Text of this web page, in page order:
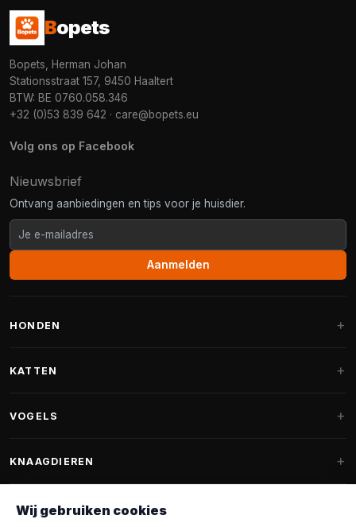
Bopets
Bopets, Herman Johan
Stationsstraat 157, 9450 Haaltert
BTW: BE 0760.058.346
+32 (0)53 839 642 · care@bopets.eu
Volg ons op Facebook
Nieuwsbrief
Ontvang aanbiedingen en tips voor je huisdier.
Aanmelden
HONDEN
Fantail hondenmanden
Hondenspeelgoed
KATTEN
Krabpalen voor Maine Coon
VOGELS
Vogelvoer binnenvogels
Voederhuisjes
KNAAGDIEREN
Wij gebruiken cookies